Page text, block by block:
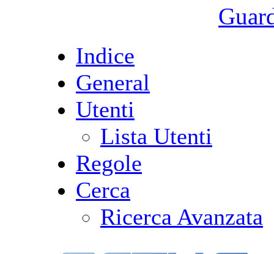
Indice
General
Utenti
Lista Utenti
Regole
Cerca
Ricerca Avanzata